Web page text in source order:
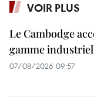
VOIR PLUS
Le Cambodge
gamme
07/08/2026 09:57